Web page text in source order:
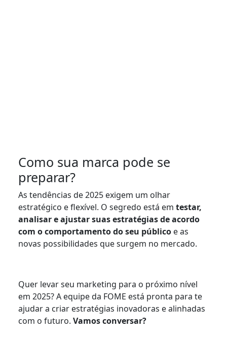
Como sua marca pode se
preparar?
As tendências de 2025 exigem um olhar
estratégico e flexível. O segredo está em testar,
analisar e ajustar suas estratégias de acordo
com o comportamento do seu público e as
novas possibilidades que surgem no mercado.
Quer levar seu marketing para o próximo nível
em 2025? A equipe da FOME está pronta para te
ajudar a criar estratégias inovadoras e alinhadas
com o futuro. Vamos conversar?